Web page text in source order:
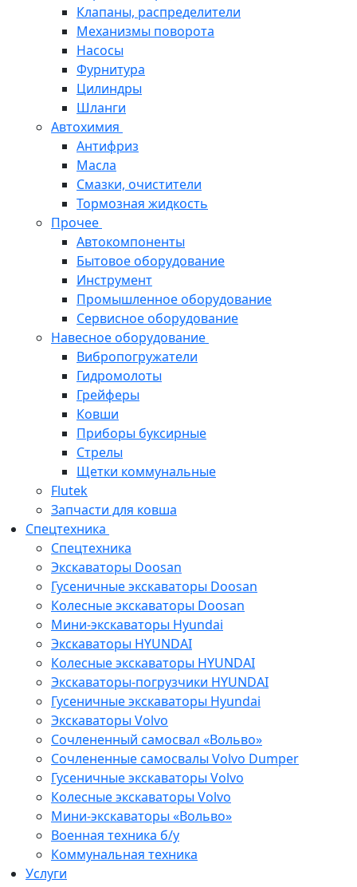
Клапаны, распределители
Механизмы поворота
Насосы
Фурнитура
Цилиндры
Шланги
Автохимия
Антифриз
Масла
Смазки, очистители
Тормозная жидкость
Прочее
Автокомпоненты
Бытовое оборудование
Инструмент
Промышленное оборудование
Сервисное оборудование
Навесное оборудование
Вибропогружатели
Гидромолоты
Грейферы
Ковши
Приборы буксирные
Стрелы
Щетки коммунальные
Flutek
Запчасти для ковша
Спецтехника
Спецтехника
Экскаваторы Doosan
Гусеничные экскаваторы Doosan
Колесные экскаваторы Doosan
Мини-экскаваторы Hyundai
Экскаваторы HYUNDAI
Колесные экскаваторы HYUNDAI
Экскаваторы-погрузчики HYUNDAI
Гусеничные экскаваторы Hyundai
Экскаваторы Volvo
Сочлененный самосвал «Вольво»
Сочлененные самосвалы Volvo Dumper
Гусеничные экскаваторы Volvo
Колесные экскаваторы Volvo
Мини-экскаваторы «Вольво»
Военная техника б/у
Коммунальная техника
Услуги